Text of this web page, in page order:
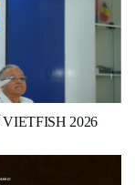
VIETFISH 2026